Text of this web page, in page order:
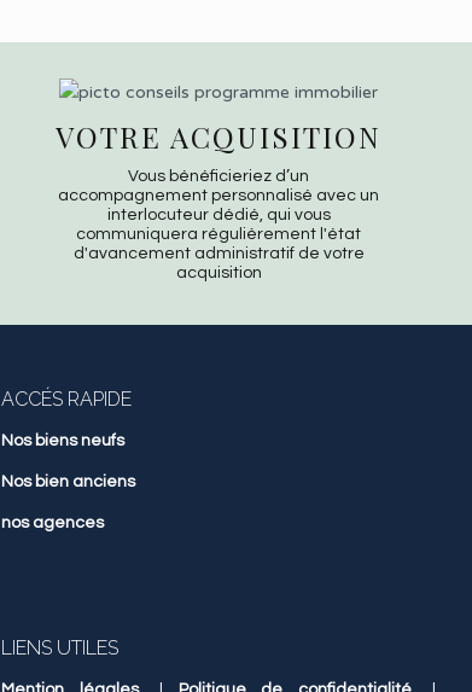
VOTRE ACQUISITION
Vous bénéficieriez d’un
accompagnement personnalisé avec un
interlocuteur dédié, qui vous
communiquera régulièrement l'état
d'avancement administratif de votre
acquisition
ACCÉS RAPIDE
Nos biens neufs
Nos bien anciens
nos agences
LIENS UTILES